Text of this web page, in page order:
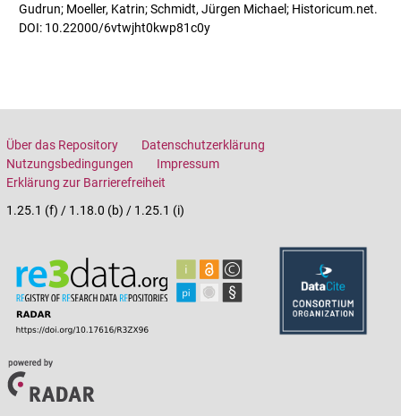
Gudrun; Moeller, Katrin; Schmidt, Jürgen Michael; Historicum.net.
DOI: 10.22000/6vtwjht0kwp81c0y
Über das Repository
Datenschutzerklärung
Nutzungsbedingungen
Impressum
Erklärung zur Barrierefreiheit
1.25.1 (f) / 1.18.0 (b) / 1.25.1 (i)